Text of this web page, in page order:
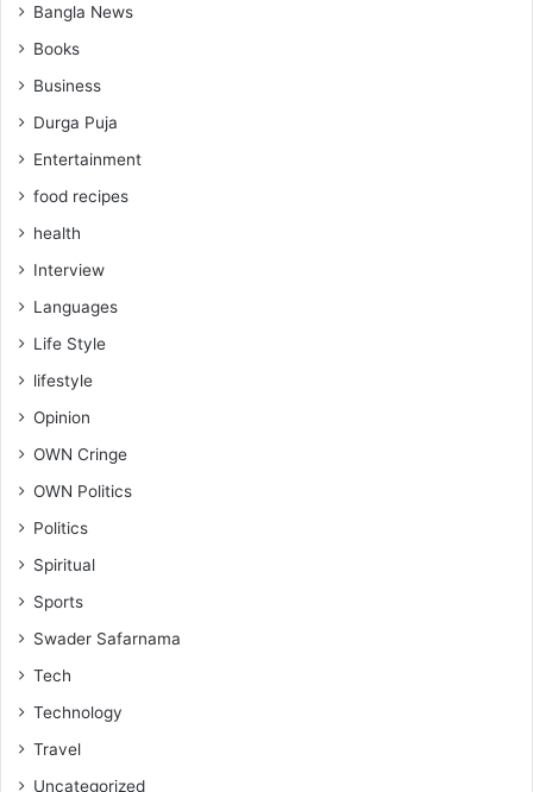
Bangla News
Books
Business
Durga Puja
Entertainment
food recipes
health
Interview
Languages
Life Style
lifestyle
Opinion
OWN Cringe
OWN Politics
Politics
Spiritual
Sports
Swader Safarnama
Tech
Technology
Travel
Uncategorized